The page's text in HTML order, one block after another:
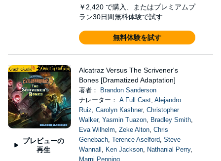
￥2,420 で購入、またはプレミアムプ
ラン30日間無料体験で試す
無料体験を試す
プレビューの
再生
Alcatraz Versus The Scrivener's
Bones [Dramatized Adaptation]
著者：
Brandon Sanderson
ナレーター： A Full Cast, Alejandro
Ruiz, Carolyn Kashner, Christopher
Walker, Yasmin Tuazon, Bradley Smith,
Eva Wilhelm, Zeke Alton, Chris
Genebach, Terence Aselford, Steve
Wannall , Ken Jackson, Nathanial Perry,
Marni Penning